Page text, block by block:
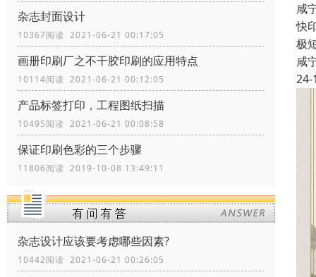
杂志封面设计
10367阅读 2021-06-21 00:17:05
画册印刷厂之不干胶印刷的应用特点
10114阅读 2021-06-21 00:12:05
产品标签打印，工程图纸扫描
10495阅读 2021-06-21 00:08:58
保证印刷色彩的三个步骤
11806阅读 2019-10-08 13:49:11
杂志设计应该要考虑哪些因素?
10442阅读 2021-06-21 00:26:05
咸
快
极
咸
24-